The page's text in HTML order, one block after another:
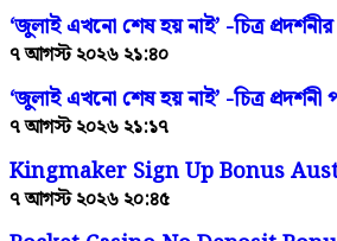
‘জুলাই এখনো শেষ হয় নাই’ -চিত্র
৭ আগস্ট ২০২৬ ২১:৪০
‘জুলাই এখনো শেষ হয় নাই’ -চিত্র
৭ আগস্ট ২০২৬ ২১:১৭
Kingmaker Sign Up Bonus
৭ আগস্ট ২০২৬ ২০:৪৫